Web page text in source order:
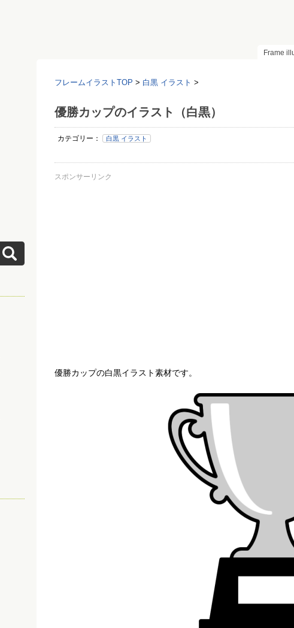
Frame
フレームイラストTOP > 白黒 イラスト >
優勝カップのイラスト（白黒）
カテゴリー： 白黒 イラスト
スポンサーリンク
優勝カップの白黒イラスト素材です。